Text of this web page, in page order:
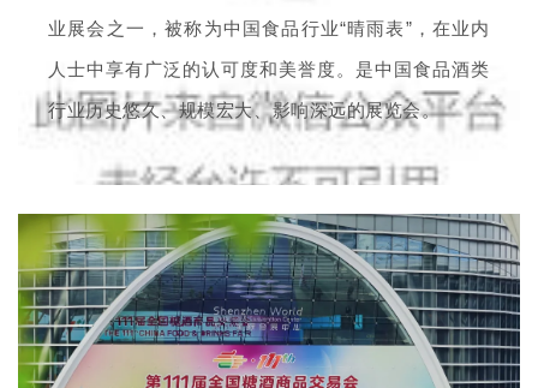
业展会之一，被称为中国食品行业“晴雨表”，在业内
人士中享有广泛的认可度和美誉度。是中国食品酒类
行业历史悠久、规模宏大、影响深远的展览会。